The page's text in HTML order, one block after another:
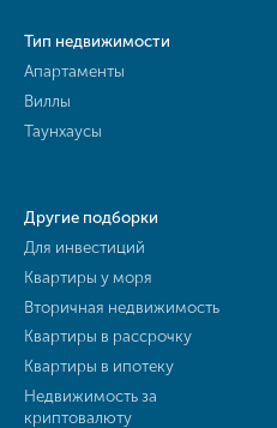
Тип недвижимости
Апартаменты
Виллы
Таунхаусы
Другие подборки
Для инвестиций
Квартиры у моря
Вторичная недвижимость
Квартиры в рассрочку
Квартиры в ипотеку
Недвижимость за
криптовалюту